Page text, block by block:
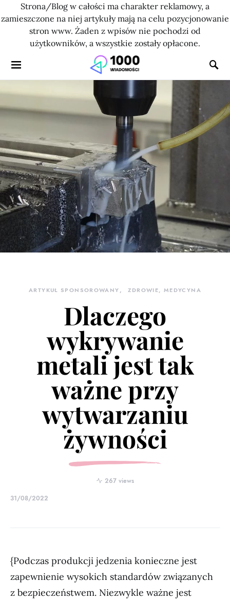
Strona/Blog w całości ma charakter reklamowy, a
zamieszczone na niej artykuły mają na celu pozycjonowanie
stron www. Żaden z wpisów nie pochodzi od
użytkowników, a wszystkie zostały opłacone.
ARTYKUŁ SPONSOROWANY ZDROWIE, MEDYCYNA
Dlaczego
wykrywanie
metali jest tak
ważne przy
wytwarzaniu
żywności
267 views
31/08/2022
{Podczas produkcji jedzenia konieczne jest
zapewnienie wysokich standardów związanych
z bezpieczeństwem. Niezwykle ważne jest